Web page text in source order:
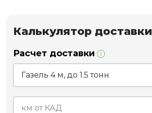
Калькулятор доставки
Расчет доставки